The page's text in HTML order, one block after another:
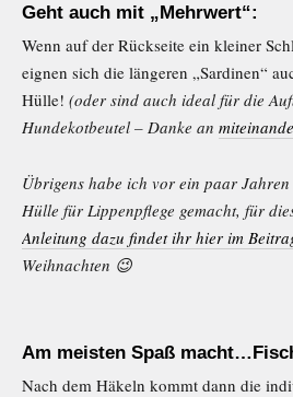
Geht auch mit „Mehrwert“:
Wenn auf der Rückseite ein kleiner
eignen sich die längeren „Sardinen“
Hülle! (oder sind auch ideal für die
Hundekotbeutel – Danke an
Übrigens habe ich vor ein paar Jahren
Hülle für Lippenpflege gemacht, für
Anleitung dazu findet ihr hier im
Weihnachten 😉
Am meisten Spaß
Nach dem Häkeln kommt dann die